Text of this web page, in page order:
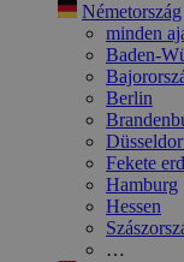
Németország
minden
Baden-
Berlin
Fekete
Hamburg
Hessen
…